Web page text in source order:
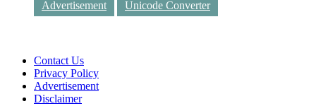
Advertisement
Unicode Converter
Contact Us
Privacy Policy
Advertisement
Disclaimer